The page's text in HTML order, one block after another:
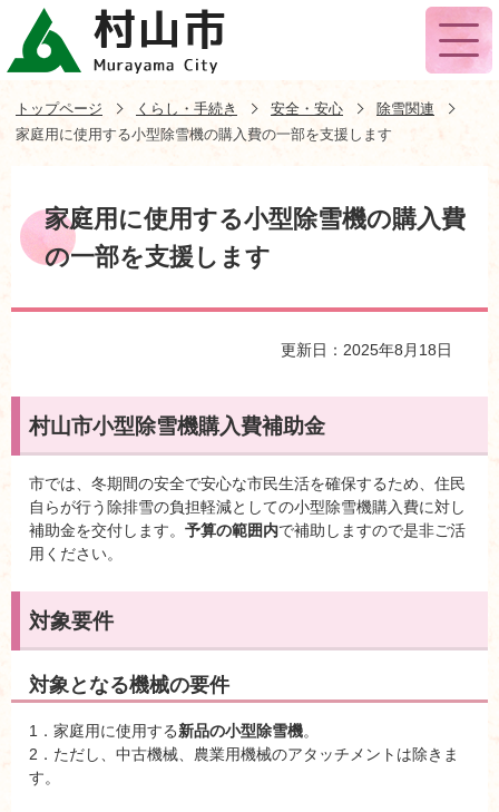
トップページ くらし・手続き 安全・安心
除雪関連
家庭用に使用する小型除雪機の購入費の一部を支援します
家庭用に使用する小型除雪機の購入費
の一部を支援します
更新日：2025年8月18日
村山市小型除雪機購入費補助金
市では、冬期間の安全で安心な市民生活を確保するため、住民
自らが行う除排雪の負担軽減としての小型除雪機購入費に対し
補助金を交付します。 予算の範囲内で補助しますので是非ご活
用ください。
対象要件
対象となる機械の要件
1．家庭用に使用する新品の小型除雪機。
2．ただし、中古機械、農業用機械のアタッチメントは除きま
す。